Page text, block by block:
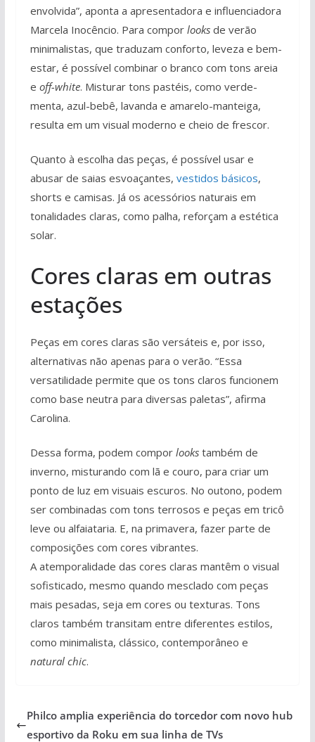
envolvida”, aponta a apresentadora e influenciadora
Marcela Inocêncio. Para compor looksde verão
minimalistas, que traduzam conforto, leveza e bem-
estar, é possível combinar o branco com tons areia
e off-white. Misturar tons pastéis, como verde-
menta, azul-bebê, lavanda e amarelo-manteiga,
resulta em um visual moderno e cheio de frescor.
Quanto à escolha das peças, é possível usar e
abusar de saias esvoaçantes, vestidos básicos,
shorts e camisas. Já os acessórios naturais em
tonalidades claras, como palha, reforçam a estética
solar.
Cores claras em outras
estações
Peças em cores claras são versáteis e, por isso,
alternativas não apenas para o verão. “Essa
versatilidade permite que os tons claros funcionem
como base neutra para diversas paletas”, afirma
Carolina.
Dessa forma, podem compor lookstambém de
inverno, misturando com lã e couro, para criar um
ponto de luz em visuais escuros. No outono, podem
ser combinadas com tons terrosos e peças em tricô
leve ou alfaiataria. E, na primavera, fazer parte de
composições com cores vibrantes.
A atemporalidade das cores claras mantêm o visual
sofisticado, mesmo quando mesclado com peças
mais pesadas, seja em cores ou texturas. Tons
claros também transitam entre diferentes estilos,
como minimalista, clássico, contemporâneo e
natural chic.
Philco amplia experiência do torcedor com novo hub
esportivo da Roku em sua linha de TVs